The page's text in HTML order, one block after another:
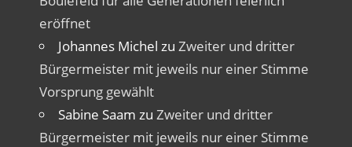
eröffnet
Johannes Michel zu Zweiter und dritter
Bürgermeister mit jeweils nur einer Stimme
Vorsprung gewählt
Sabine Saam zu Zweiter und dritter
Bürgermeister mit jeweils nur einer Stimme